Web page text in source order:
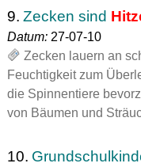
9. Zecken sind
Datum:27-07-10
Zecken lauern an
Feuchtigkeit zum
die Spinnentiere
von Bäumen und
10.